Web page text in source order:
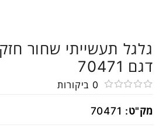
דגם 70471
0
0 ביקורות
מק"ט: 70471